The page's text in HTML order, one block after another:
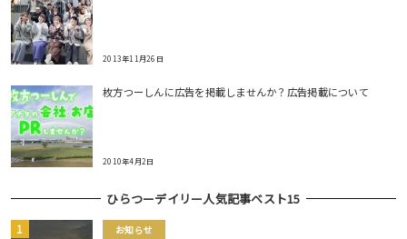
2013年11月26日
枚方つーしんに広告を掲載しませんか？広告掲載について
2010年4月2日
ひらつーデイリー人気記事ベスト15
お知らせ